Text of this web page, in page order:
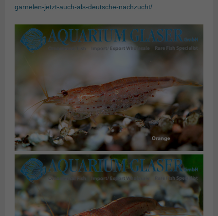
garnelen-jetzt-auch-als-deutsche-nachzucht/